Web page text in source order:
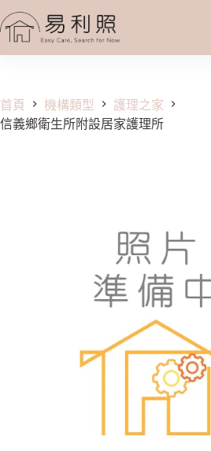
至
容
首頁 機構類型
護理之家
信義鄉衛生所附設居家護理所